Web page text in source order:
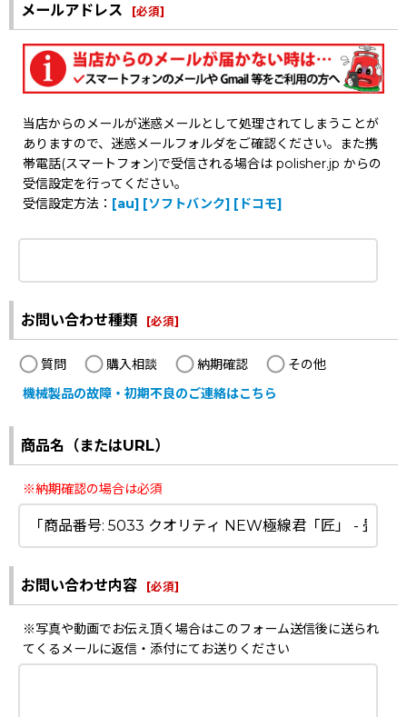
メールアドレス [必須]
当店からのメールが迷惑メールとして処理されてしまうことが
ありますので、迷惑メールフォルダをご確認ください。また携
帯電話(スマートフォン)で受信される場合は polisher.jp からの
受信設定を行ってください。
受信設定方法： [au] [ソフトバンク] [ドコモ]
お問い合わせ種類 [必須]
質問 購入相談 納期確認
その他
機械製品の故障・初期不良のご連絡はこちら
商品名（またはURL）
※納期確認の場合は必須
お問い合わせ内容 [必須]
※写真や動画でお伝え頂く場合はこのフォーム送信後に送られ
てくるメールに返信・添付にてお送りください